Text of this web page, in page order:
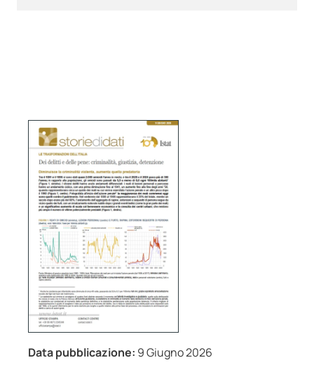
Data pubblicazione: 9 Giugno 2026